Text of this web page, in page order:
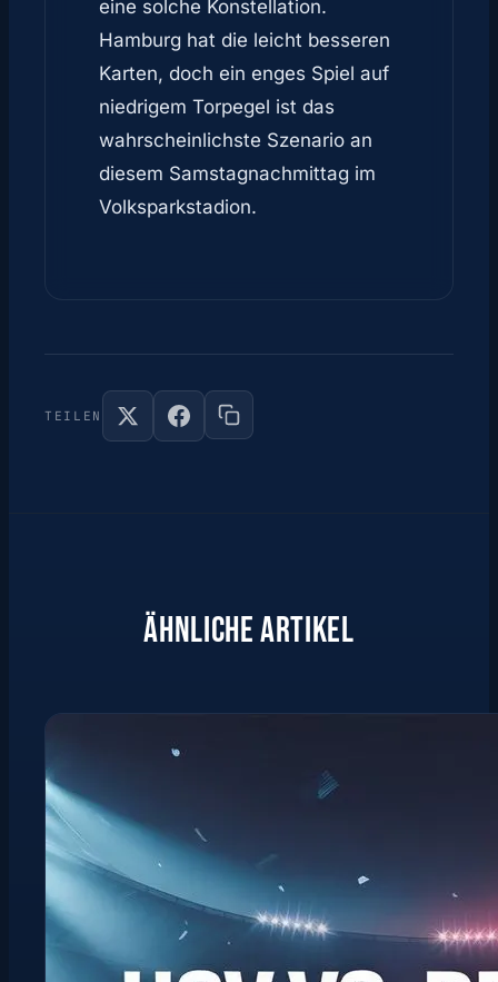
eine solche Konstellation.
Hamburg hat die leicht besseren
Karten, doch ein enges Spiel auf
niedrigem Torpegel ist das
wahrscheinlichste Szenario an
diesem Samstagnachmittag im
Volksparkstadion.
TEILEN
ÄHNLICHE ARTIKEL